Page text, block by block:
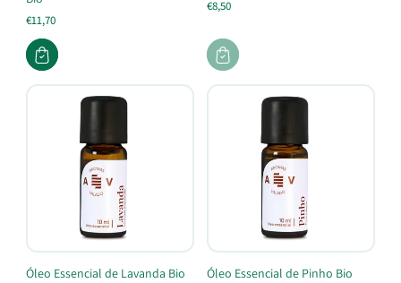
€11,70
€8,50
Óleo Essencial de Lavanda Bio Óleo Essencial de Pinho Bio